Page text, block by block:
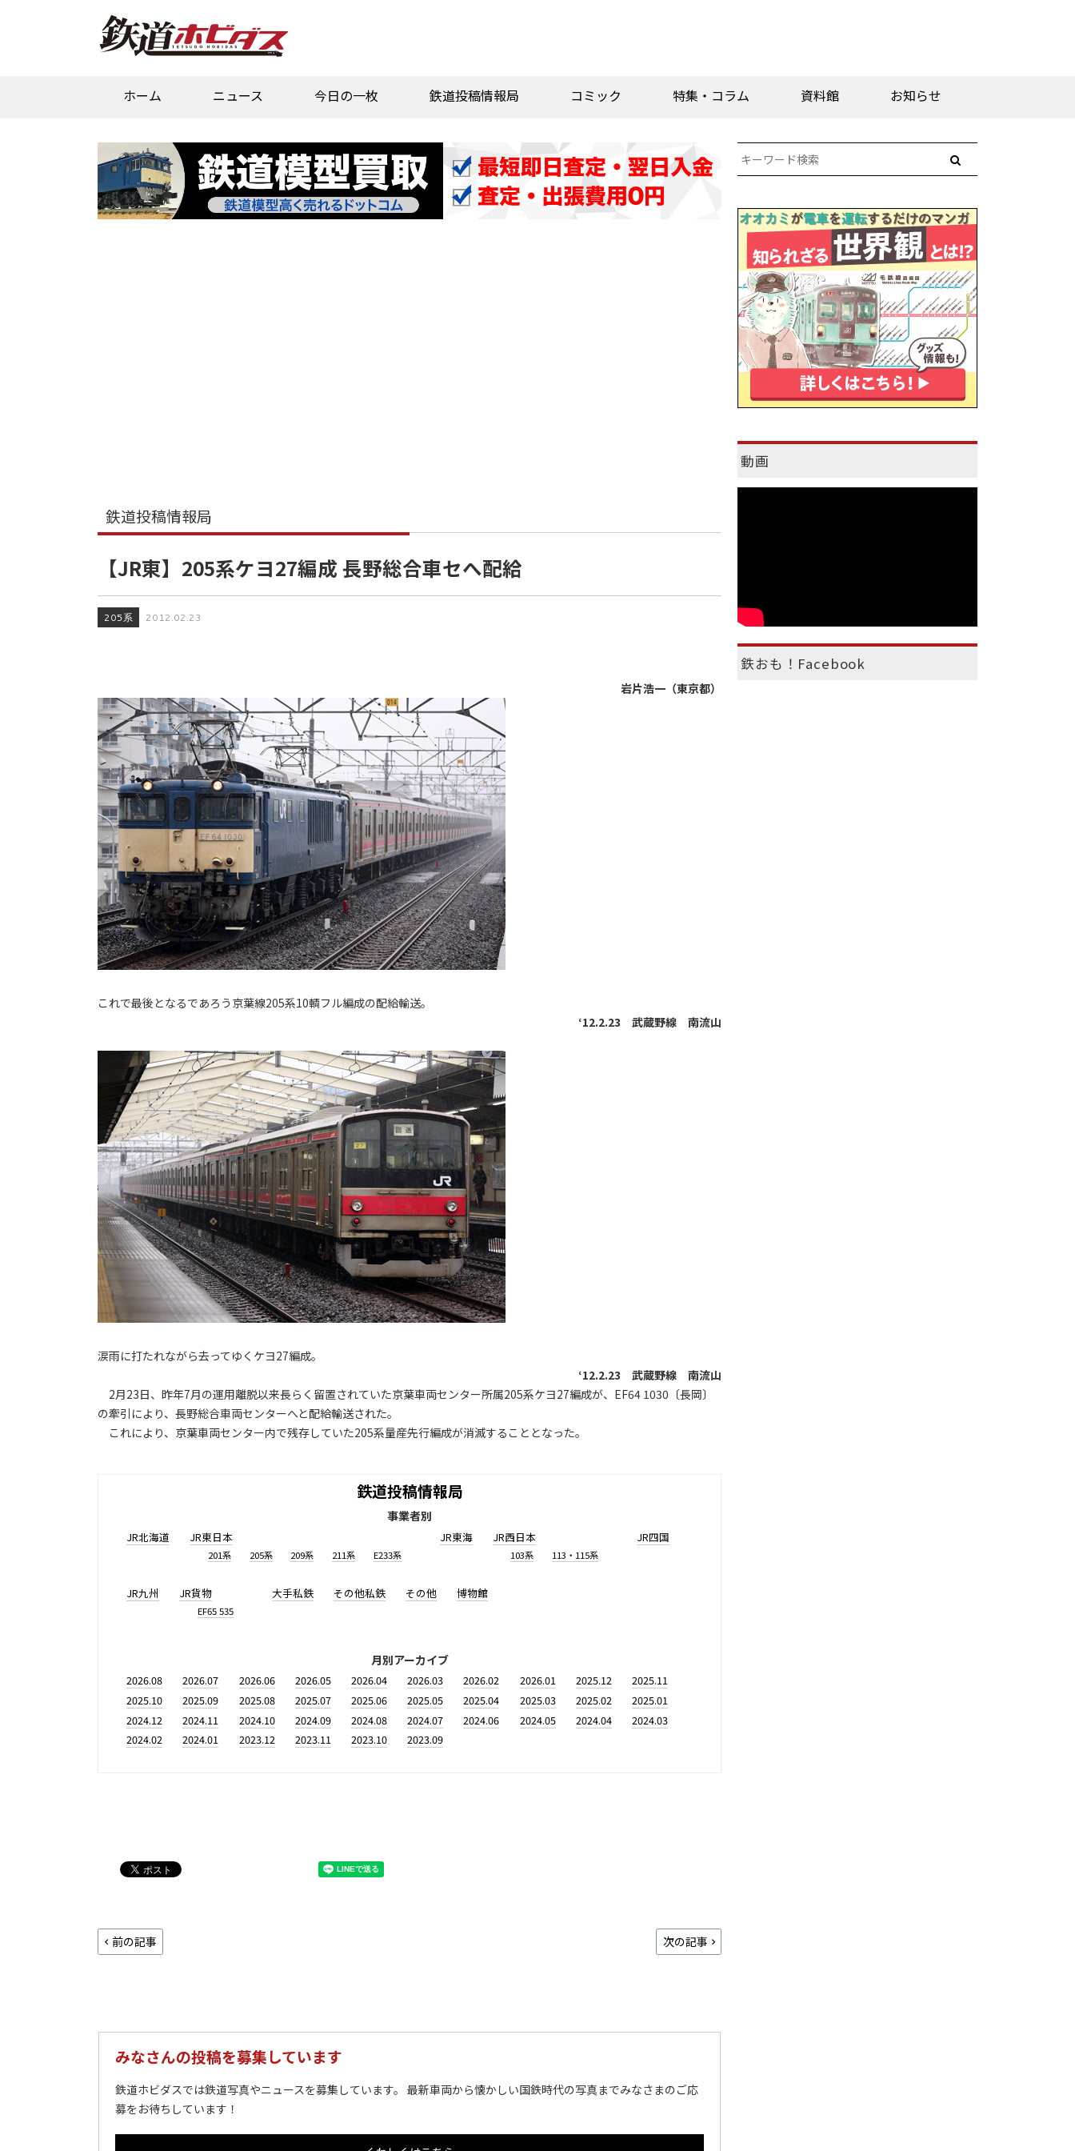
ホーム ニュース 今日の一枚 鉄道投稿情報局 コミック 特集・コラム 資料館 お知らせ
鉄道投稿情報局
【JR東】205系ケヨ27編成 長野総合車セへ配給
205系 2012.02.23
岩片浩一（東京都）
これで最後となるであろう京葉線205系10輌フル編成の配給輸送。
‘12.2.23 武蔵野線 南流山
涙雨に打たれながら去ってゆくケヨ27編成。
‘12.2.23 武蔵野線 南流山
2月23日、昨年7月の運用離脱以来長らく留置されていた京葉車両センター所属205系ケヨ27編成が、EF64 1030〔長岡〕
の牽引により、長野総合車両センターへと配給輸送された。
これにより、京葉車両センター内で残存していた205系量産先行編成が消滅することとなった。
鉄道投稿情報局
事業者別
JR北海道 JR東日本
201系 205系 209系 211系 E233系
JR東海 JR西日本
103系 113・115系
JR四国
JR九州 JR貨物
EF65 535
大手私鉄 その他私鉄 その他 博物館
月別アーカイブ
2026.08 2026.07 2026.06 2026.05 2026.04 2026.03 2026.02 2026.01 2025.12
2025.11
2025.10
2025.09 2025.08 2025.07 2025.06 2025.05 2025.04 2025.03 2025.02
2025.01
2024.12
2024.11 2024.10 2024.09 2024.08 2024.07 2024.06 2024.05 2024.04
2024.03
2024.02
2024.01 2023.12 2023.11 2023.10 2023.09
前の記事 次の記事
みなさんの投稿を募集しています
鉄道ホビダスでは鉄道写真やニュースを募集しています。 最新車両から懐かしい国鉄時代の写真までみなさまのご応
募をお待ちしています！
動画
鉄おも！Facebook